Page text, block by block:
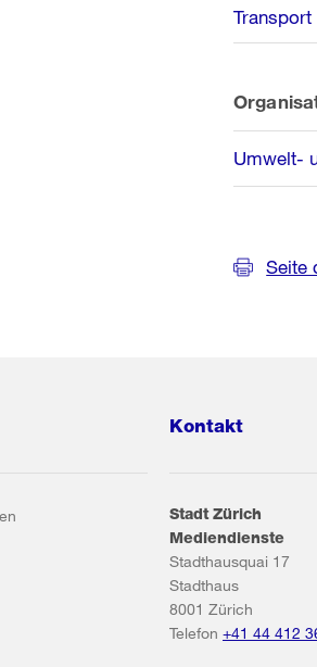
Transport
Umwelt-
Seite
Kontakt
Stadt Zürich
Mediendienste
Stadthausquai 17
Stadthaus
8001 Zürich
Telefon +41 44 412